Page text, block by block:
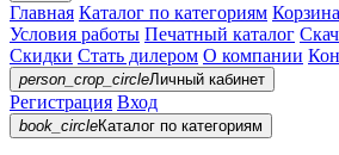
Главная Каталог по категориям Корзина
Условия работы Печатный каталог
Скидки Стать дилером О компании
person_crop_circleЛичный кабинет
Регистрация Вход
book_circleКаталог по категориям